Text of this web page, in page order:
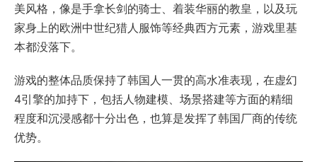
美风格，像是手拿长剑的骑士、着装华丽的教皇，以及玩
家身上的欧洲中世纪猎人服饰等经典西方元素，游戏里基
本都没落下。
游戏的整体品质保持了韩国人一贯的高水准表现，在虚幻
4引擎的加持下，包括人物建模、场景搭建等方面的精细
程度和沉浸感都十分出色，也算是发挥了韩国厂商的传统
优势。